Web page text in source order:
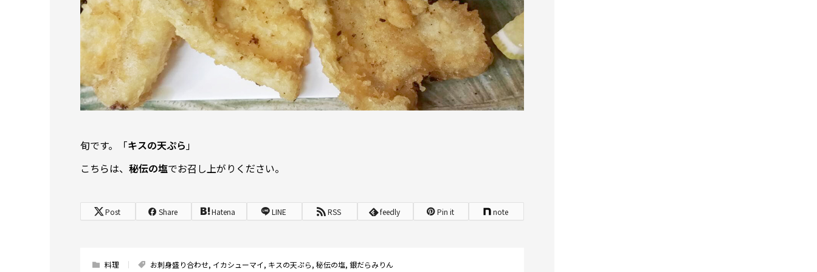
旬です。「キスの天ぷら 」
こちらは、 秘伝の塩でお召し上がりください。
Post Share Hatena LINE RSS feedly Pin it note
料理 お刺身盛り合わせ, イカシューマイ, キスの天ぷら, 秘伝の塩, 銀だらみりん